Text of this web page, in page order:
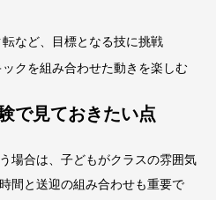
転など、目標となる技に挑戦
ックを組み合わせた動きを楽しむ
で見ておきたい点
場合は、子どもがクラスの雰囲気
間と送迎の組み合わせも重要で